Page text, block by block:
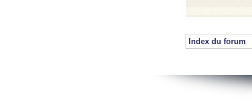
Index du forum